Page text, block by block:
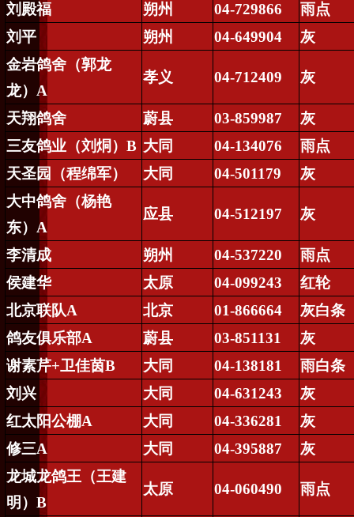
刘殿福
朔州 04-729866
雨点
刘平
朔州 04-649904
灰
金岩鸽舍（郭龙
龙） A
孝义 04-712409 灰
天翔鸽舍 蔚县 03-859987
灰
三友鸽业（刘烔 ）B 大同 04-134076
雨点
天圣园（程绵军）
大同 04-501179
灰
大中鸽舍（杨艳
东） A
应县 04-512197 灰
李清成 朔州 04-537220
雨点
侯建华
太原 04-099243
红轮
北京联队A 北京 01-866664
灰白条
鸽友俱乐部A 蔚县 03-851131
灰
谢素芹+卫佳茵B 大同 04-138181
雨白条
刘兴
大同 04-631243
灰
红太阳公棚A 大同 04-336281
灰
修三A 大同 04-395887
灰
龙城龙鸽王（王建
明）B
太原 04-060490 雨点